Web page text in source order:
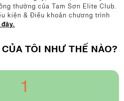
thường của Tam Sơn Elite Club.
kiện & Điều khoản chương trình
TÔI NHƯ THẾ NÀO?
1